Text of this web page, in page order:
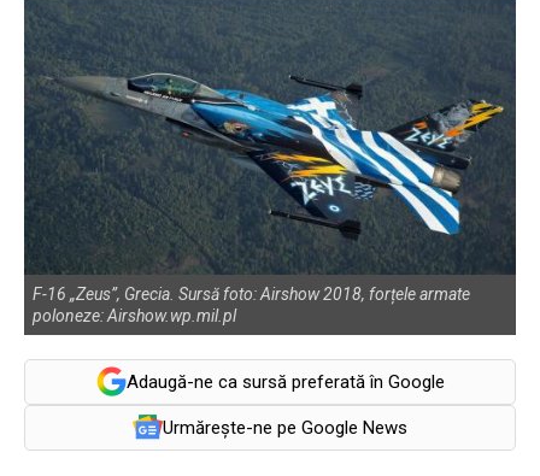
F-16 „Zeus”, Grecia. Sursă foto: Airshow 2018, forțele armate
poloneze: Airshow.wp.mil.pl
Adaugă-ne ca sursă preferată în Google
Urmărește-ne pe Google News